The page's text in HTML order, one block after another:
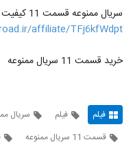
سریال ممنوعه قسمت 11 کیفیت 4K در اینجا
affiliate/TFj6kfWdpt
خرید قسمت 11 سریال ممنوعه
فیلم فیلم سریال
قسمت 11 سریال ممنوعه